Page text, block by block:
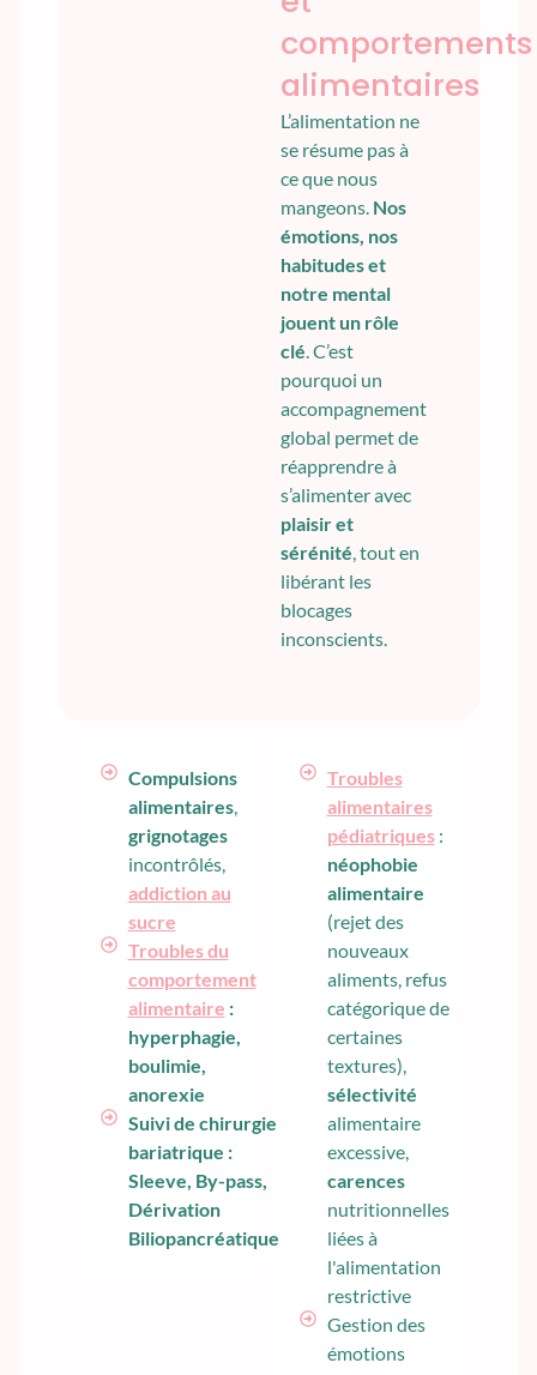
comportements
alimentaires
L’alimentation ne
se résume pas à
ce que nous
mangeons. Nos
émotions, nos
habitudes et
notre mental
jouent un rôle
clé . C’est
pourquoi un
accompagnement
global permet de
réapprendre à
s’alimenter avec
plaisir et
sérénité , tout en
libérant les
blocages
inconscients.
Compulsions
alimentaires,
grignotages
incontrôlés,
addiction au
sucre
Troubles du
comportement
alimentaire :
hyperphagie,
boulimie,
anorexie
Suivi de chirurgie
bariatrique :
Sleeve, By-pass,
Dérivation
Biliopancréatique
Troubles
alimentaires
pédiatriques:
néophobie
alimentaire
(rejet des
nouveaux
aliments, refus
catégorique de
certaines
textures),
sélectivité
alimentaire
excessive,
carences
nutritionnelles
liées à
l'alimentation
restrictive
Gestion des
émotions